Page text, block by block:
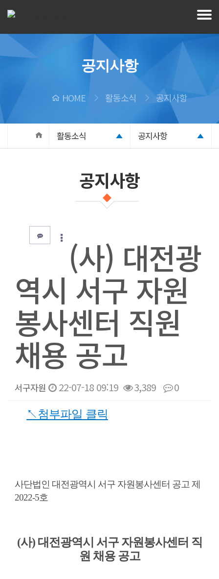
공지사항
HOME 활동소식 공지사항
활동소식 공지사항
공지사항
(사) 대전광
역시 서구 자원
봉사센터 직원
채용 공고
서구자원 22-07-18 09:19 3,389 0
본문
↖첨부파일 클릭
사단법인 대전광역시 서구 자원봉사센터 공고 제
2022-5호
(사) 대전광역시 서구 자원봉사센터 직
원 채용 공고